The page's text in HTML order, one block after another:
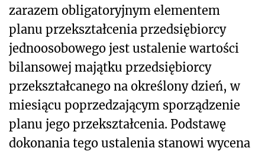
zarazem obligatoryjnym elementem
planu przekształcenia przedsiębiorcy
jednoosobowego jest ustalenie wartości
bilansowej majątku przedsiębiorcy
przekształcanego na określony dzień, w
miesiącu poprzedzającym sporządzenie
planu jego przekształcenia. Podstawę
dokonania tego ustalenia stanowi wycena